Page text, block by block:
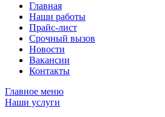
Главная
Наши работы
Прайс-лист
Срочный вызов
Новости
Вакансии
Контакты
Главное меню
Наши услуги